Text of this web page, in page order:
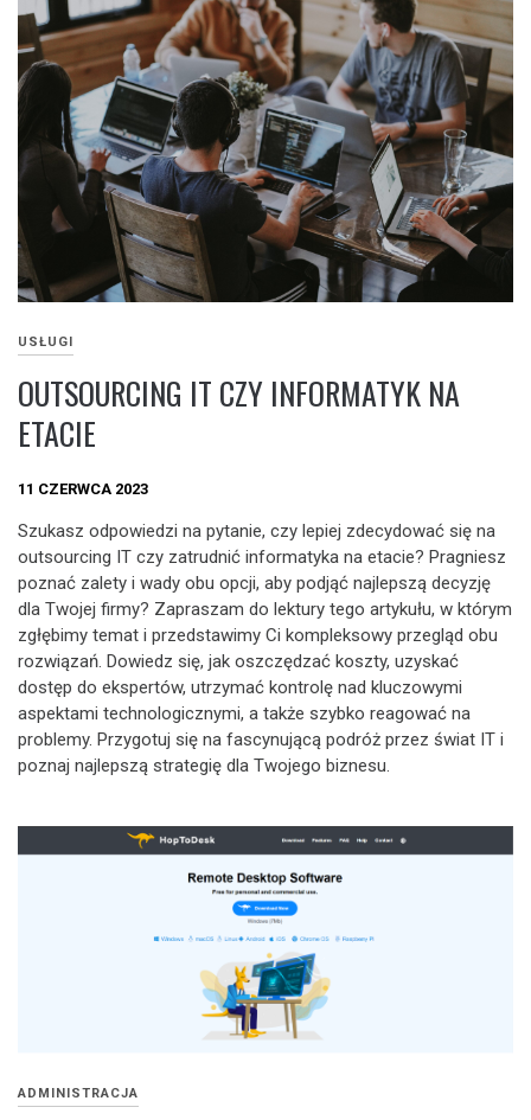
USŁUGI
OUTSOURCING IT CZY INFORMATYK NA
ETACIE
11 CZERWCA 2023
Szukasz odpowiedzi na pytanie, czy lepiej zdecydować się na
outsourcing IT czy zatrudnić informatyka na etacie? Pragniesz
poznać zalety i wady obu opcji, aby podjąć najlepszą decyzję
dla Twojej firmy? Zapraszam do lektury tego artykułu, w którym
zgłębimy temat i przedstawimy Ci kompleksowy przegląd obu
rozwiązań. Dowiedz się, jak oszczędzać koszty, uzyskać
dostęp do ekspertów, utrzymać kontrolę nad kluczowymi
aspektami technologicznymi, a także szybko reagować na
problemy. Przygotuj się na fascynującą podróż przez świat IT i
poznaj najlepszą strategię dla Twojego biznesu.
ADMINISTRACJA